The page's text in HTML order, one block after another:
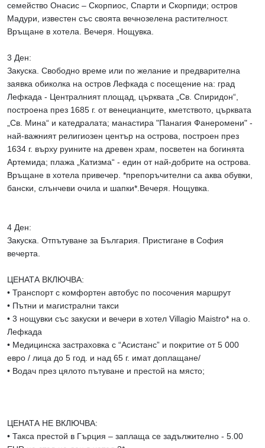
семейство Онасис – Скорпиос, Спарти и Скорпиди; остров
Мадури, известен със своята вечнозелена растителност.
Връщане в хотела. Вечеря. Нощувка.
3 Ден:
Закуска. Свободно време или по желание и предварителна
заявка обиколка на остров Лефкада с посещение на: град
Лефкада - Централният площад, църквата „Св. Спиридон“,
построена през 1685 г. от венецианците, кметството, църквата
„Св. Мина“ и катедралата; манастира "Панагия Фанеромени" -
най-важният религиозен център на острова, построен през
1634 г. върху руините на древен храм, посветен на богинята
Артемида; плажа „Катизма“ - един от най-добрите на острова.
Връщане в хотела привечер. *препоръчителни са аква обувки,
бански, слънчеви очила и шапки*.Вечеря. Нощувка.
4 Ден:
Закуска. Отпътуване за България. Пристигане в София
вечерта.
ЦЕНАТА ВКЛЮЧВА:
• Транспорт с комфортен автобус по посочения маршрут
• Пътни и магистрални такси
• 3 нощувки със закуски и вечери в хотел Villagio Maistro* на о.
Лефкада
• Медицинска застраховка с “Асистанс” и покритие от 5 000
евро / лица до 5 год. и над 65 г. имат доплащане/
• Водач през цялото пътуване и престой на място;
ЦЕНАТА НЕ ВКЛЮЧВА:
• Такса престой в Гърция – заплаща се задължително - 5.00